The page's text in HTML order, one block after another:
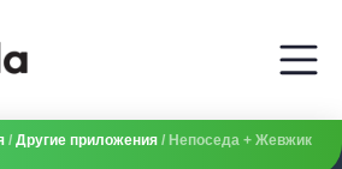
/ Другие приложения / Непоседа + Жевжик